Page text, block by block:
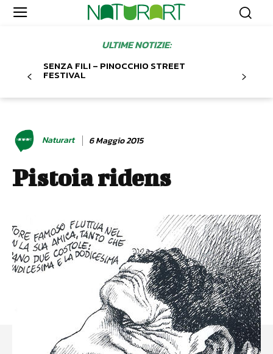
ULTIME NOTIZIE:
SENZA FILI – PINOCCHIO STREET
FESTIVAL
Naturart 6 Maggio 2015
Pistoia ridens